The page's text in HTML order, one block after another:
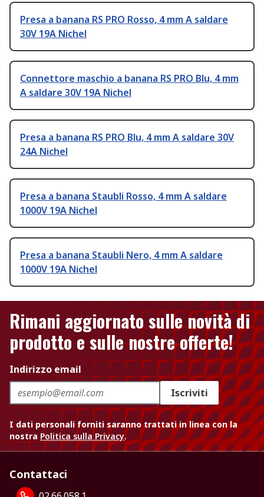
Presa a banana RS PRO Rosso, 4 mm A saldare
30V 19A Nichel
Connettore maschio a banana RS PRO Blu, 4 mm
A saldare 30V 19A Nichel
Presa a banana RS PRO Blu, 4 mm A saldare 30V
24A Nichel
Presa a banana Staubli Rosso, 4 mm A saldare
1000V 19A Nichel
Presa a banana Staubli Nero, 4 mm A saldare
1000V 19A Nichel
Rimani aggiornato sulle novità di
prodotto e sulle nostre offerte!
Indirizzo email
Iscriviti
I dati personali forniti saranno trattati in linea con la
nostra Politica sulla Privacy.
Contattaci